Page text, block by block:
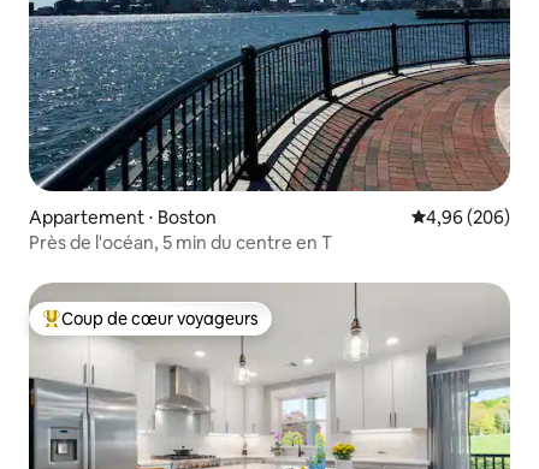
Appartement ⋅ Boston Évaluation
4,96 (206)
Près de l'océan, 5 min du centre en T
Coups de cœur voyageurs les plus appréciés
Coup de cœur voyageurs